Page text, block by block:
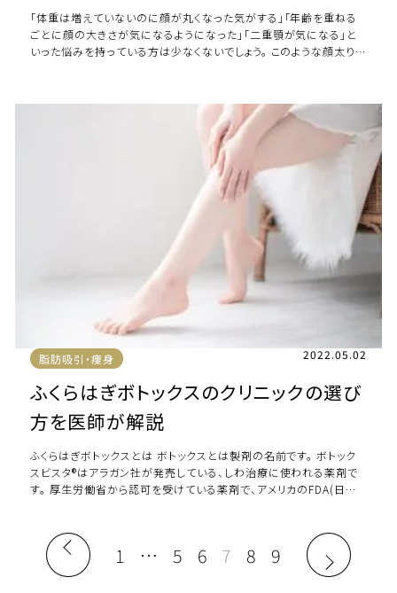
「体重は増えていないのに顔が丸くなった気がする」「年齢を重ねる
ごとに顔の大きさが気になるようになった」「二重顎が気になる」と
いった悩みを持っている方は少なくないでしょう。 このような顔太り
脂肪吸引・痩身 2022.05.02
ふくらはぎボトックスのクリニックの選び
方を医師が解説
ふくらはぎボトックスとは ボトックスとは製剤の名前です。 ボトック
スビスタ®はアラガン社が発売している、しわ治療に使われる薬剤で
す。 厚生労働省から認可を受けている薬剤で、アメリカのFDA(日本
1 … 5 6 7 8 9